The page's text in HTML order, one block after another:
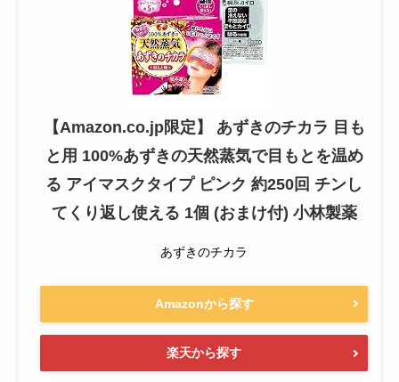
【Amazon.co.jp限定】 あずきのチカラ 目も
と用 100%あずきの天然蒸気で目もとを温め
る アイマスクタイプ ピンク 約250回 チンし
てくり返し使える 1個 (おまけ付) 小林製薬
あずきのチカラ
Amazonから探す
楽天から探す